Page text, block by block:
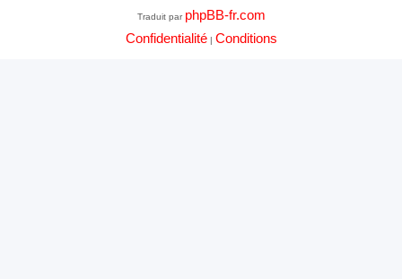
Traduit par phpBB-fr.com
Confidentialité| Conditions